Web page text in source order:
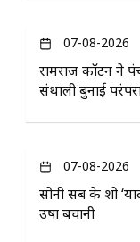
07-08-2026
रामराज कॉटन ने
संथाली बुनाई
07-08-2026
सोनी सब के शो
उषा बचानी